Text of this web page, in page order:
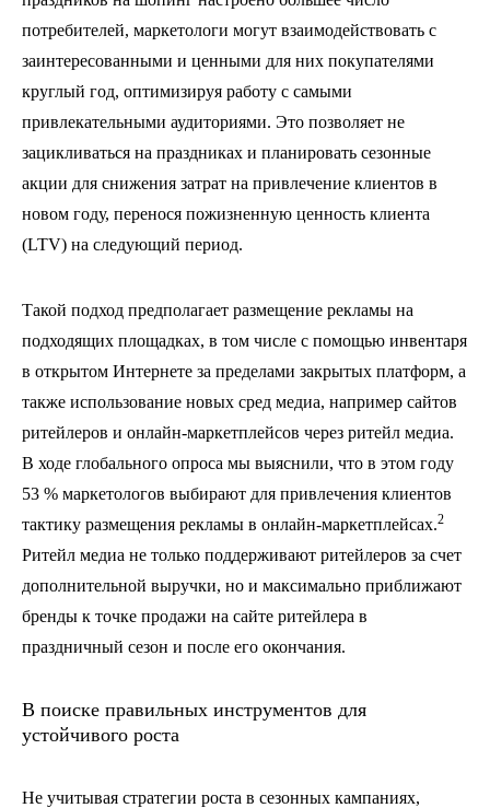
потребителей, маркетологи могут взаимодействовать с
заинтересованными и ценными для них покупателями
круглый год, оптимизируя работу с самыми
привлекательными аудиториями. Это позволяет не
зацикливаться на праздниках и планировать сезонные
акции для снижения затрат на привлечение клиентов в
новом году, перенося пожизненную ценность клиента
(LTV) на следующий период.
Такой подход предполагает размещение рекламы на
подходящих площадках, в том числе с помощью инвентаря
в открытом Интернете за пределами закрытых платформ, а
также использование новых сред медиа, например сайтов
ритейлеров и онлайн-маркетплейсов через ритейл медиа.
В ходе глобального опроса мы выяснили, что в этом году
53 % маркетологов выбирают для привлечения клиентов
тактику размещения рекламы в онлайн-маркетплейсах.2
Ритейл медиа не только поддерживают ритейлеров за счет
дополнительной выручки, но и максимально приближают
бренды к точке продажи на сайте ритейлера в
праздничный сезон и после его окончания.
В поиске правильных инструментов для
устойчивого роста
Не учитывая стратегии роста в сезонных кампаниях,